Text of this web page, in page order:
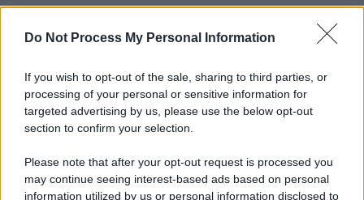
Do Not Process My Personal Information
If you wish to opt-out of the sale, sharing to third parties, or
processing of your personal or sensitive information for
targeted advertising by us, please use the below opt-out
section to confirm your selection.
Please note that after your opt-out request is processed you
may continue seeing interest-based ads based on personal
information utilized by us or personal information disclosed to